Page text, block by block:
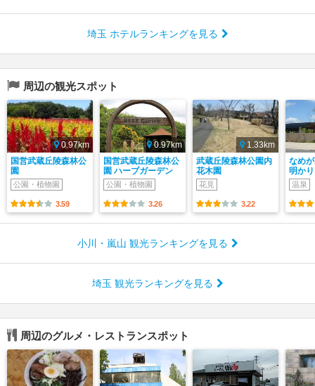
埼玉 ホテルランキングを見る
周辺の観光スポット
0.97km
国営武蔵丘陵森林公
園
公園・植物園
3.59
0.97km
国営武蔵丘陵森林公
園 ハーブガーデン
公園・植物園
3.26
1.33km
武蔵丘陵森林公園内
花木園
花見
3.22
なめ
明かり
温泉
小川・嵐山 観光ランキングを見る
埼玉 観光ランキングを見る
周辺のグルメ・レストランスポット